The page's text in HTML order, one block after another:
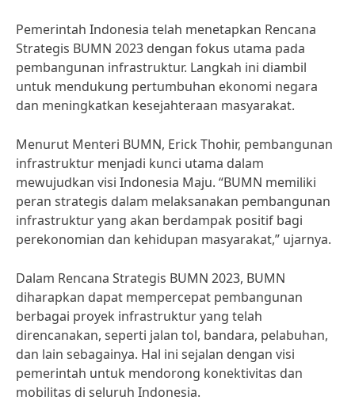
Pemerintah Indonesia telah menetapkan Rencana
Strategis BUMN 2023 dengan fokus utama pada
pembangunan infrastruktur. Langkah ini diambil
untuk mendukung pertumbuhan ekonomi negara
dan meningkatkan kesejahteraan masyarakat.
Menurut Menteri BUMN, Erick Thohir, pembangunan
infrastruktur menjadi kunci utama dalam
mewujudkan visi Indonesia Maju. “BUMN memiliki
peran strategis dalam melaksanakan pembangunan
infrastruktur yang akan berdampak positif bagi
perekonomian dan kehidupan masyarakat,” ujarnya.
Dalam Rencana Strategis BUMN 2023, BUMN
diharapkan dapat mempercepat pembangunan
berbagai proyek infrastruktur yang telah
direncanakan, seperti jalan tol, bandara, pelabuhan,
dan lain sebagainya. Hal ini sejalan dengan visi
pemerintah untuk mendorong konektivitas dan
mobilitas di seluruh Indonesia.